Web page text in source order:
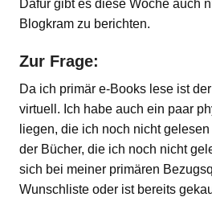
Dafür gibt es diese Woche auch
Blogkram zu berichten.
Zur Frage:
Da ich primär e-Books lese ist
virtuell. Ich habe auch ein paar
liegen, die ich noch nicht
der Bücher, die ich noch nicht
sich bei meiner primären
Wunschliste oder ist bereits